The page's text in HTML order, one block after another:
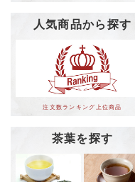
人気商品から探す
注文数ランキング上位商品
茶葉を探す